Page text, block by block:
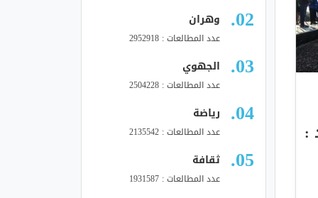
:
وهران
عدد المطالعات : 2952918
الجهوي
عدد المطالعات : 2504228
رياضة
عدد المطالعات : 2135542
ثقافة
عدد المطالعات : 1931587